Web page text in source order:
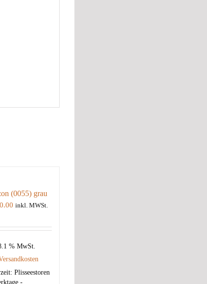
(0055) grau
inkl. MWSt.
% MwSt.
Plisseestoren
-